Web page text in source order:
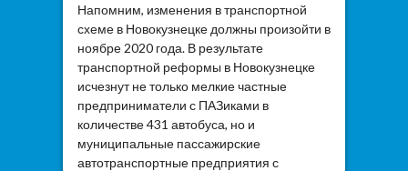
Напомним, изменения в транспортной
схеме в Новокузнецке должны произойти в
ноябре 2020 года. В результате
транспортной реформы в Новокузнецке
исчезнут не только мелкие частные
предприниматели с ПАЗиками в
количестве 431 автобуса, но и
муниципальные пассажирские
автотранспортные предприятия с